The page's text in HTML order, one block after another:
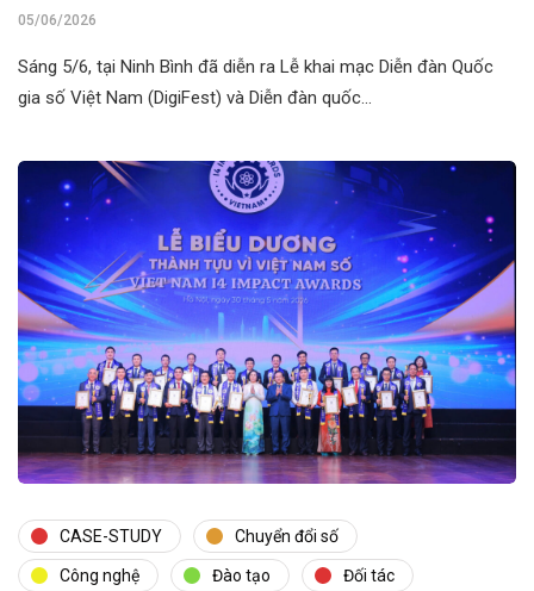
05/06/2026
Sáng 5/6, tại Ninh Bình đã diễn ra Lễ khai mạc Diễn đàn Quốc
gia số Việt Nam (DigiFest) và Diễn đàn quốc…
CASE-STUDY Chuyển đổi số
Công nghệ Đào tạo Đối tác